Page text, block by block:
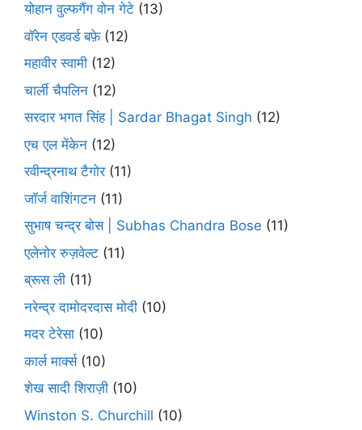
योहान वुल्फगैंग वोन गेटे (13)
वॉरेन एडवर्ड बफ़े(12)
महावीर स्वामी (12)
चार्ली चैपलिन (12)
सरदार भगत सिंह | Sardar Bhagat Singh (12)
एच एल मेंकेन (12)
रवीन्द्रनाथ टैगोर(11)
जॉर्ज वाशिंगटन (11)
सुभाष चन्द्र बोस | Subhas Chandra Bose (11)
एलेनोर रुज़वेल्ट (11)
ब्रूस ली (11)
नरेन्द्र दामोदरदास मोदी (10)
मदर टेरेसा (10)
कार्ल मार्क्स(10)
शेख सादी शिराज़ी (10)
Winston S. Churchill (10)